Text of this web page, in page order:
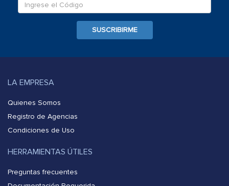
SUSCRIBIRME
LA EMPRESA
Quienes Somos
Registro de Agencias
Condiciones de Uso
HERRAMIENTAS ÚTILES
Preguntas frecuentes